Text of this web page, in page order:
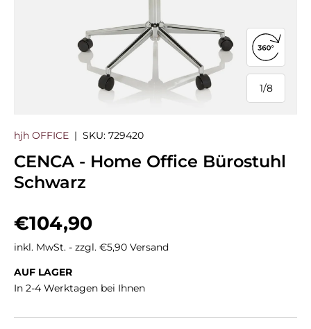
1/
von
8
360°-
hjh OFFICE | SKU: 729420
CENCA - Home Office Bürostuhl
Schwarz
Normaler Preis
€104,90
inkl. MwSt. - zzgl. €5,90 Versand
AUF LAGER
In 2-4 Werktagen bei Ihnen